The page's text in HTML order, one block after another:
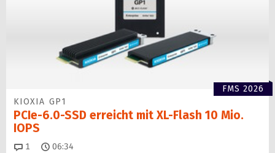
FMS 2026
KIOXIA GP1
PCIe-6.0-SSD erreicht mit XL-Flash 10 Mio.
IOPS
1 Kommentare
06:34